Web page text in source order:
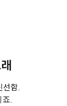
선함.
죠.